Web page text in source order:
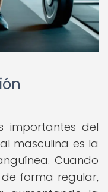
importantes del
masculina es la
Cuando
forma regular,